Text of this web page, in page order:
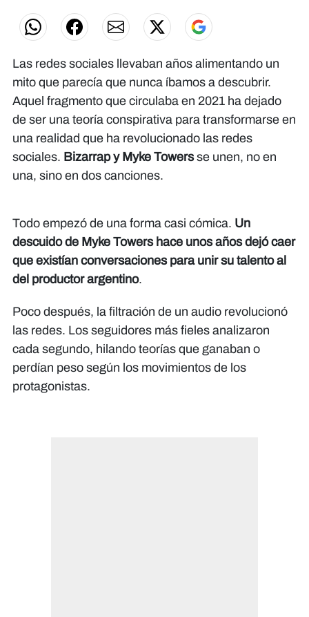
Las redes sociales llevaban años alimentando un
mito que parecía que nunca íbamos a descubrir.
Aquel fragmento que circulaba en 2021 ha dejado
de ser una teoría conspirativa para transformarse en
una realidad que ha revolucionado las redes
sociales. Bizarrap y Myke Towersse unen, no en
una, sino en dos canciones.
Todo empezó de una forma casi cómica. Un
descuido de Myke Towers hace unos años dejó caer
que existían conversaciones para unir su talento al
del productor argentino.
Poco después, la filtración de un audio revolucionó
las redes. Los seguidores más fieles analizaron
cada segundo, hilando teorías que ganaban o
perdían peso según los movimientos de los
protagonistas.